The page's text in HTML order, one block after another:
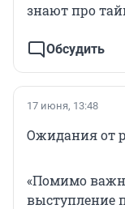
знают про
Обсудить
17 июня, 13:48
Ожидания от
«Помимо
выступление